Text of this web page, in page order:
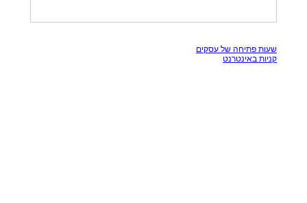
שעות פתיחה של עסקים
קניות באינטרנט